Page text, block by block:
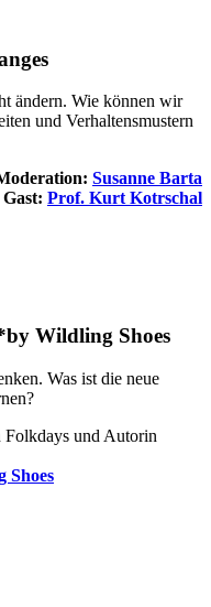
ändern. Wie können wir
und Verhaltensmustern
Susanne Barta
Gast: Prof. Kurt Kotrschal
Wildling Shoes
Was ist die neue
Folkdays und Autorin
Shoes